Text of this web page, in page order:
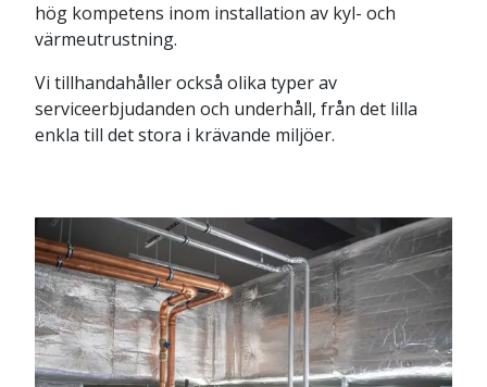
hög kompetens inom installation av kyl- och
värmeutrustning.
Vi tillhandahåller också olika typer av
serviceerbjudanden och underhåll, från det lilla
enkla till det stora i krävande miljöer.